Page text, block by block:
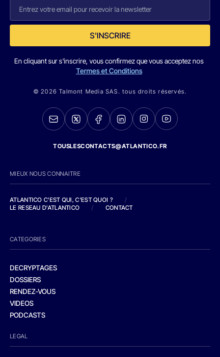
S'INSCRIRE
En cliquant sur s'inscrire, vous confirmez que vous acceptez nos
Termes et Conditions
© 2026 Talmont Media SAS. tous droits réservés.
TOUSLESCONTACTS@ATLANTICO.FR
MIEUX NOUS CONNAITRE
ATLANTICO C'EST QUI, C'EST QUOI ?
/
LE RESEAU D'ATLANTICO
/ CONTACT
CATEGORIES
DECRYPTAGES
DOSSIERS
RENDEZ-VOUS
VIDEOS
PODCASTS
LEGAL